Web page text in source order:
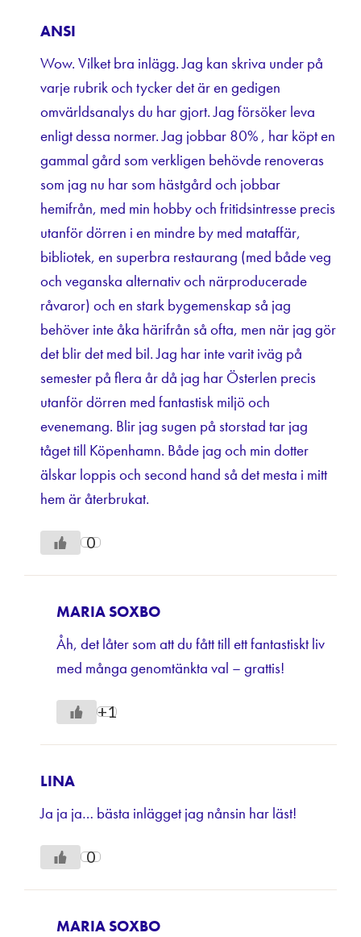
ANSI
Wow. Vilket bra inlägg. Jag kan skriva under på
varje rubrik och tycker det är en gedigen
omvärldsanalys du har gjort. Jag försöker leva
enligt dessa normer. Jag jobbar 80% , har köpt en
gammal gård som verkligen behövde renoveras
som jag nu har som hästgård och jobbar
hemifrån, med min hobby och fritidsintresse precis
utanför dörren i en mindre by med mataffär,
bibliotek, en superbra restaurang (med både veg
och veganska alternativ och närproducerade
råvaror) och en stark bygemenskap så jag
behöver inte åka härifrån så ofta, men när jag gör
det blir det med bil. Jag har inte varit iväg på
semester på flera år då jag har Österlen precis
utanför dörren med fantastisk miljö och
evenemang. Blir jag sugen på storstad tar jag
tåget till Köpenhamn. Både jag och min dotter
älskar loppis och second hand så det mesta i mitt
hem är återbrukat.
0
MARIA SOXBO
Åh, det låter som att du fått till ett fantastiskt liv
med många genomtänkta val – grattis!
+1
LINA
Ja ja ja… bästa inlägget jag nånsin har läst!
0
MARIA SOXBO